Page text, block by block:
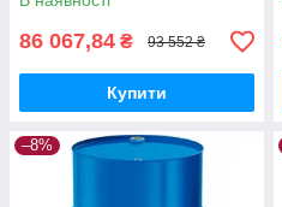
86 067,84 ₴ 93 552 ₴
Купити
–8%